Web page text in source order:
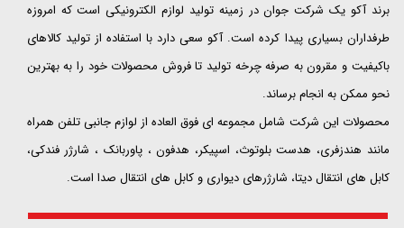
​​​​​​​برند آکو یک شرکت جوان در زمینه تولید لوازم الکترونیکی است که امروزه
طرفداران بسیاری پیدا کرده است. آکو سعی دارد با استفاده از تولید کالاهای
باکیفیت و مقرون به صرفه چرخه تولید تا فروش محصولات خود را به بهترین
نحو ممکن به انجام برساند.
محصولات این شرکت شامل مجموعه ای فوق العاده از لوازم جانبی تلفن همراه
مانند هندزفری، هدست بلوتوث، اسپیکر، هدفون ، پاوربانک ، شارژر فندکی،
کابل های انتقال دیتا، شارژرهای دیواری و کابل های انتقال صدا است.